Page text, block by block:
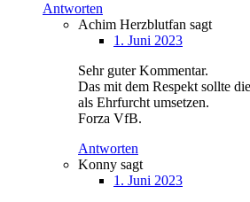
Antworten
Achim Herzblutfan sagt
1. Juni 2023
Sehr guter Kommentar.
Das mit dem Respekt sollte
als Ehrfurcht umsetzen.
Forza VfB.
Antworten
Konny sagt
1. Juni 2023